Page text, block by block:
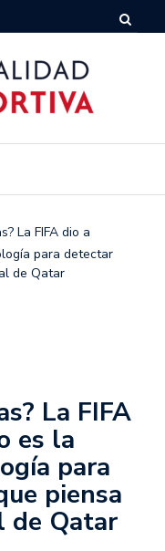
La FIFA dio a
para detectar
de Qatar
La FIFA
es la
para
piensa
de Qatar